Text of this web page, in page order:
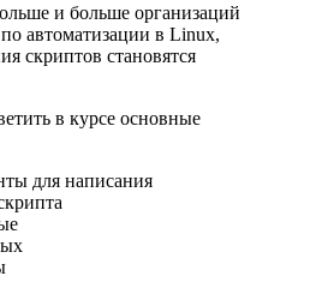
и больше организаций
автоматизации в Linux,
скриптов становятся
в курсе основные
для написания